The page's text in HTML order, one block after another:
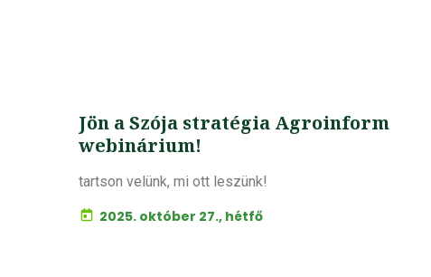
Jön a Szója stratégia Agroinform
webinárium!
tartson velünk, mi ott leszünk!
2025. október 27., hétfő